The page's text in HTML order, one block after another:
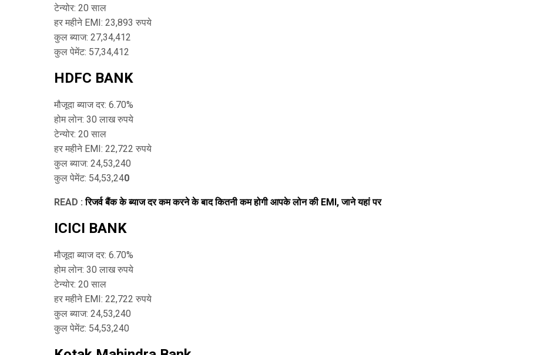
टेन्योर: 20 साल
हर महीने EMI: 23,893 रुपये
कुल ब्याज: 27,34,412
कुल पेमेंट: 57,34,412
HDFC BANK
मौजूदा ब्याज दर: 6.70%
होम लोन: 30 लाख रुपये
टेन्योर: 20 साल
हर महीने EMI: 22,722 रुपये
कुल ब्याज: 24,53,240
कुल पेमेंट: 54,53,240
READ :रिजर्व बैंक के ब्याज दर कम करने के बाद कितनी कम होगी आपके लोन की EMI, जाने यहां पर
ICICI BANK
मौजूदा ब्याज दर: 6.70%
होम लोन: 30 लाख रुपये
टेन्योर: 20 साल
हर महीने EMI: 22,722 रुपये
कुल ब्याज: 24,53,240
कुल पेमेंट: 54,53,240